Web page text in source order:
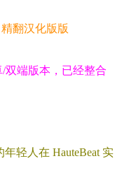
翻汉化版版
双端版本，已经整合
轻人在 HauteBeat 实